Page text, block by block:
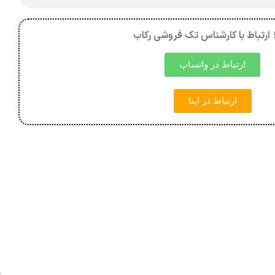
ارتباط با کارشناس تک فروشی رکاب
ارتباط در واتساپ
ارتباط در ایتا